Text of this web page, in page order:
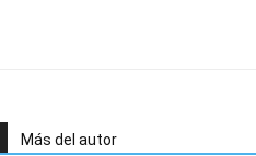
Más del autor